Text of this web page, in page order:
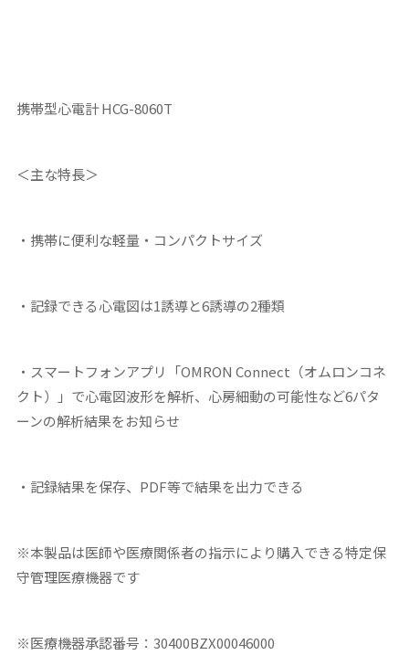
携帯型心電計 HCG-8060T
＜主な特長＞
・携帯に便利な軽量・コンパクトサイズ
・記録できる心電図は1誘導と6誘導の2種類
・スマートフォンアプリ「OMRON Connect（オムロンコネ
クト）」で心電図波形を解析、心房細動の可能性など6パタ
ーンの解析結果をお知らせ
・記録結果を保存、PDF等で結果を出力できる
※本製品は医師や医療関係者の指示により購入できる特定保
守管理医療機器です
※医療機器承認番号：30400BZX00046000